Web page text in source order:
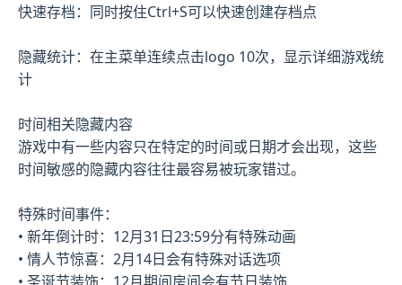
快速存档：同时按住Ctrl+S可以快速创建存档点
隐藏统计：在主菜单连续点击logo 10次，显示详细游戏统
计
时间相关隐藏内容
游戏中有一些内容只在特定的时间或日期才会出现，这些
时间敏感的隐藏内容往往最容易被玩家错过。
特殊时间事件：
• 新年倒计时：12月31日23:59分有特殊动画
• 情人节惊喜：2月14日会有特殊对话选项